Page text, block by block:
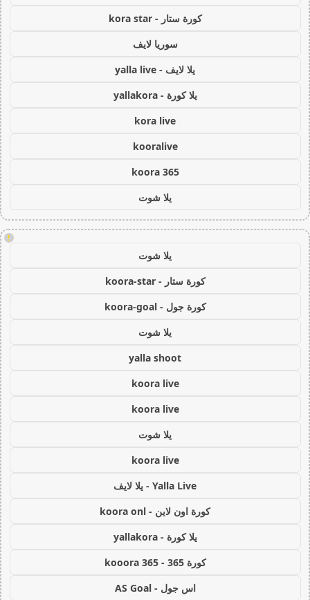
كورة ستار - kora star
سوريا لايف
يلا لايف - yalla live
يلا كورة - yallakora
kora live
kooralive
koora 365
يلا شوت
!
يلا شوت
كورة ستار - koora-star
كورة جول - koora-goal
يلا شوت
yalla shoot
koora live
koora live
يلا شوت
koora live
Yalla Live - يلا لايف
كورة اون لاين - koora onl
يلا كورة - yallakora
كورة 365 - kooora 365
اس جول - AS Goal